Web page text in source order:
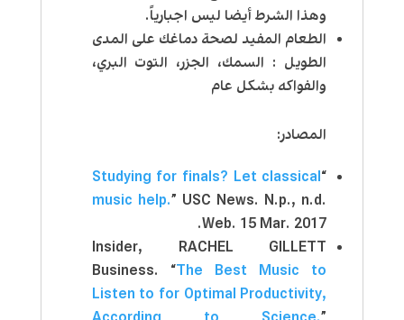
وهذا الشرط أيضا ليس اجبارياً.
الطعام المفيد لصحة دماغك على المدى
الطويل : السمك، الجزر، التوت البري،
والفواكه بشكل عام
المصادر:
“
Studying for finals? Let classical
music help.” USC News. N.p., n.d.
Web. 15 Mar. 2017.
Insider, RACHEL GILLETT
Business. “The Best Music to
Listen to for Optimal Productivity,